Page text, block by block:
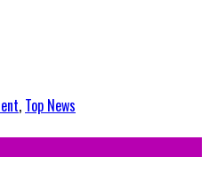
, Top News